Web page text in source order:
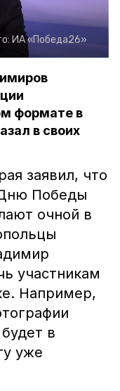
ИА «Победа26»
формате в
в своих
заявил, что
Победы
очной в
участникам
Например,
в
уже